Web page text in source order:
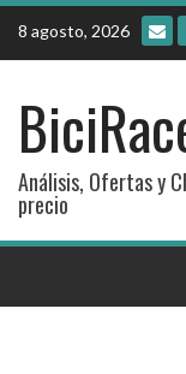
Skip
content
8 agosto, 2026
Análisis, Ofertas y
precio